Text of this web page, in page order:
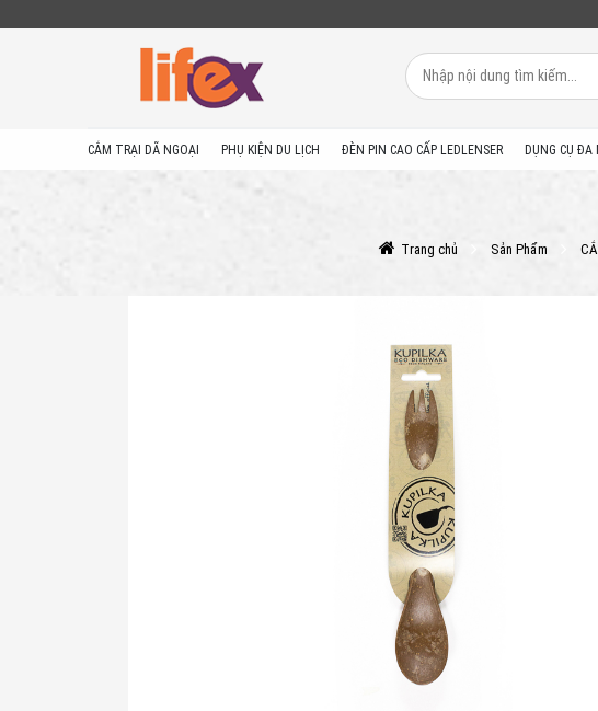
CẮM TRẠI DÃ NGOẠI PHỤ KIỆN DU LỊCH ĐÈN PIN CAO CẤP LEDLENSER DỤNG CỤ ĐA
Trang chủ Sản Phẩm